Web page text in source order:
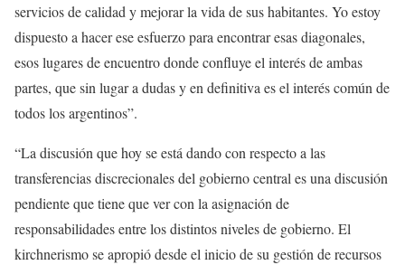
servicios de calidad y mejorar la vida de sus habitantes. Yo estoy
dispuesto a hacer ese esfuerzo para encontrar esas diagonales,
esos lugares de encuentro donde confluye el interés de ambas
partes, que sin lugar a dudas yen definitiva es el interés común de
todos los argentinos”.
“La discusión que hoy se está dando con respecto a las
transferencias discrecionales del gobiernocentral es una discusión
pendiente que tiene que ver con la asignación de
responsabilidades entre los distintos niveles de gobierno. El
kirchnerismose apropió desde el inicio de su gestión de recursos